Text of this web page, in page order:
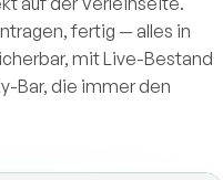
fertig — alles in
mit Live-Bestand
Bar, die immer den